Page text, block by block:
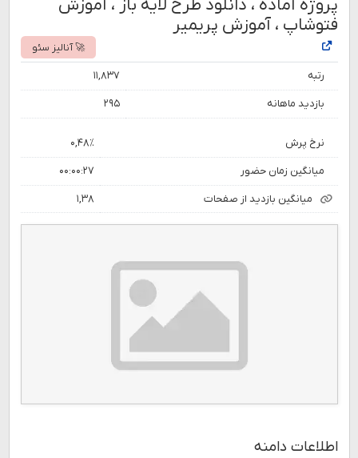
پروژه آماده ، دانلود طرح لایه باز ، آموزش
فتوشاپ ، آموزش پریمیر
🚀 آنالیز سئو
رتبه ۱۱,۸۳۷
بازدید ماهانه ۲۹۵
نرخ پرش ۰,۴۸٪
میانگین زمان حضور ۰۰:۰۰:۲۷
میانگین بازدید از صفحات ۱,۳۸
اطلاعات دامنه